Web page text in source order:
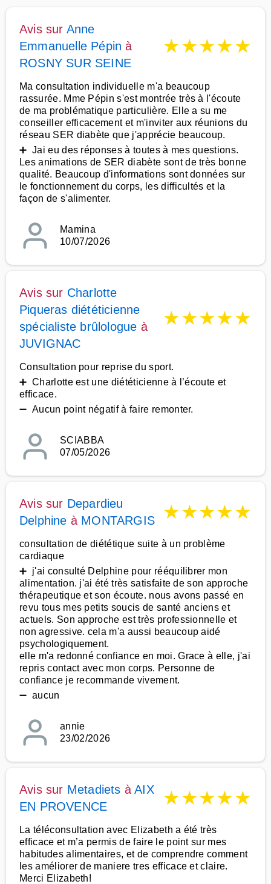
Avis sur Anne
Emmanuelle Pépin à
ROSNY SUR SEINE
★★★★★
Ma consultation individuelle m'a beaucoup
rassurée. Mme Pépin s'est montrée très à l'écoute
de ma problématique particulière. Elle a su me
conseiller efficacement et m'inviter aux réunions du
réseau SER diabète que j'apprécie beaucoup.
➕ Jai eu des réponses à toutes à mes questions.
Les animations de SER diabète sont de très bonne
qualité. Beaucoup d'informations sont données sur
le fonctionnement du corps, les difficultés et la
façon de s'alimenter.
Mamina
10/07/2026
Avis sur Charlotte
Piqueras diététicienne
spécialiste brûlologue à
JUVIGNAC
★★★★★
Consultation pour reprise du sport.
➕ Charlotte est une diététicienne à l’écoute et
efficace.
➖ Aucun point négatif à faire remonter.
SCIABBA
07/05/2026
Avis sur Depardieu
Delphine à MONTARGIS ★★★★★
consultation de diététique suite à un problème
cardiaque
➕ j'ai consulté Delphine pour rééquilibrer mon
alimentation. j'ai été très satisfaite de son approche
thérapeutique et son écoute. nous avons passé en
revu tous mes petits soucis de santé anciens et
actuels. Son approche est très professionnelle et
non agressive. cela m'a aussi beaucoup aidé
psychologiquement.
elle m'a redonné confiance en moi. Grace à elle, j'ai
repris contact avec mon corps. Personne de
confiance je recommande vivement.
➖ aucun
annie
23/02/2026
Avis sur Metadiets àAIX
EN PROVENCE
★★★★★
La téléconsultation avec Elizabeth a été très
efficace et m’a permis de faire le point sur mes
habitudes alimentaires, et de comprendre comment
les améliorer de maniere tres efficace et claire.
Merci Elizabeth!